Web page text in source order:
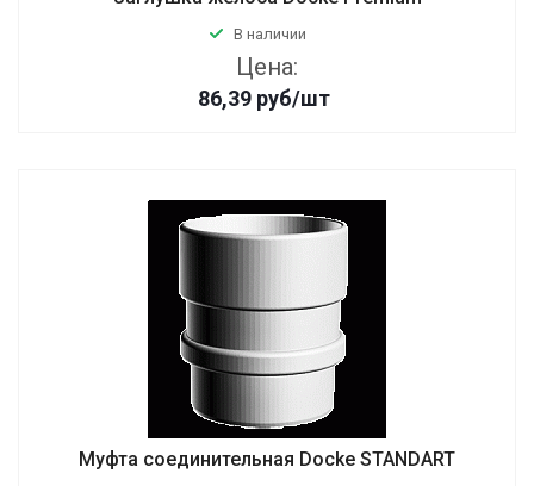
В наличии
Цена:
86,39 руб/шт
Муфта соединительная Docke STANDART